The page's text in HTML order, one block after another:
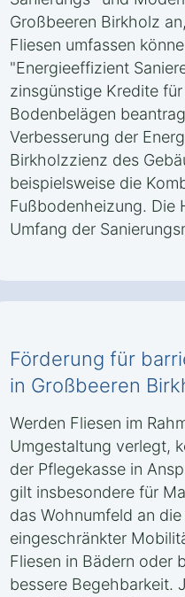
Großbeeren Birkholz
Fliesen umfassen
"Energieeffizient
zinsgünstige Kredite
Bodenbelägen
Verbesserung der
Birkholzzienz des
beispielsweise die
Fußbodenheizung. Die
Umfang der
Förderung für
in Großbeeren
Werden Fliesen im
Umgestaltung verlegt,
der Pflegekasse in
gilt insbesondere für
das Wohnumfeld an
eingeschränkter
Fliesen in Bädern oder
bessere Begehbarkeit.